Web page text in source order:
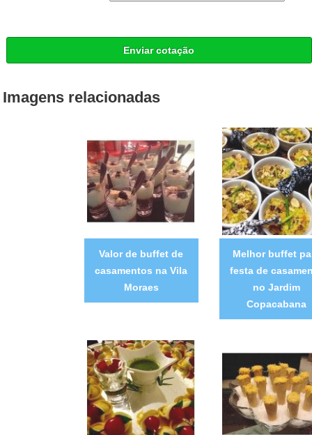
Enviar cotação
Imagens relacionadas
Valor de buffet de
casamentos na Vila
Moraes
Melhor buffet
festa de
no Jardim
Copacabana